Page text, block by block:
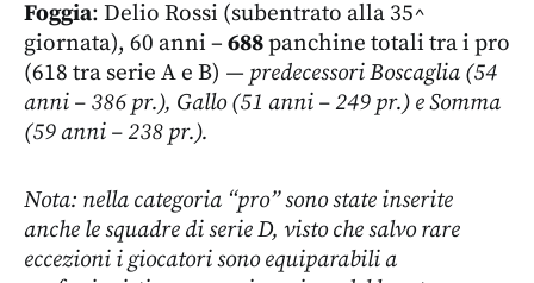
Foggia: Delio Rossi (subentrato alla 35^
giornata), 60 anni – 688panchine totali tra i pro
(618 tra serie A e B) — predecessori Boscaglia (54
anni – 386 pr.), Gallo (51 anni – 249 pr.) e Somma
(59 anni – 238 pr.).
Nota: nella categoria “pro” sono state inserite
anche le squadre di serie D, visto che salvo rare
eccezioni i giocatori sono equiparabili a